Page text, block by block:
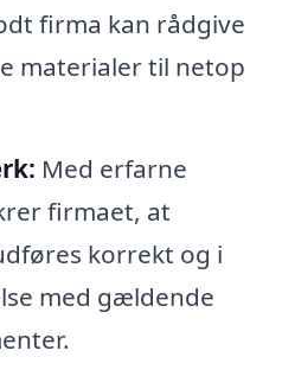
firma kan rådgive
materialer til netop
Med erfarne
firmaet, at
korrekt og i
med gældende